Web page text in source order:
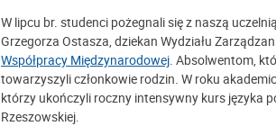
W lipcu br. studenci pożegnali się z naszą
Grzegorza Ostasza, dziekan Wydziału
Współpracy Międzynarodowej . Absolwentom,
towarzyszyli członkowie rodzin. W roku
którzy ukończyli roczny intensywny kurs języka
Rzeszowskiej.